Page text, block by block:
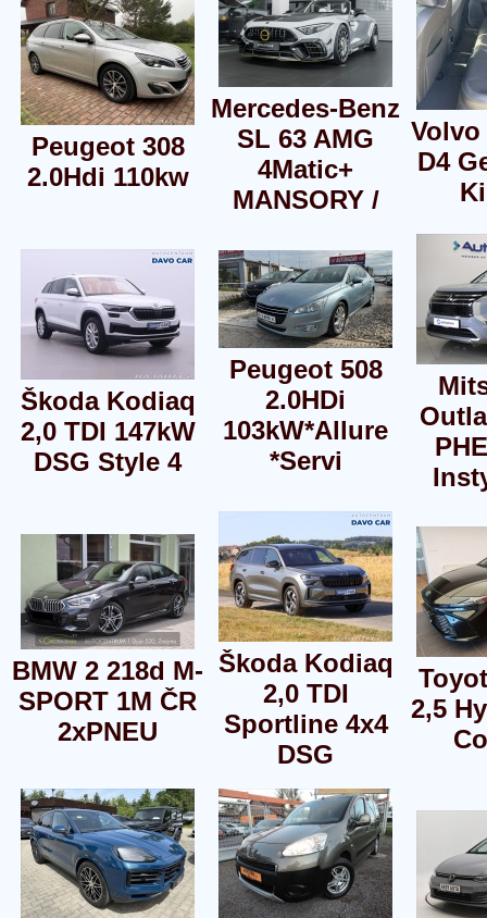
Peugeot 308
2.0Hdi 110kw
Mercedes-Benz
SL 63 AMG
4Matic+
MANSORY /
Volvo
D4
Škoda Kodiaq
2,0 TDI 147kW
DSG Style 4
Peugeot 508
2.0HDi
103kW*Allure
*Servi
BMW 2 218d M-
SPORT 1M ČR
2xPNEU
Škoda Kodiaq
2,0 TDI
Sportline 4x4
DSG
2,5